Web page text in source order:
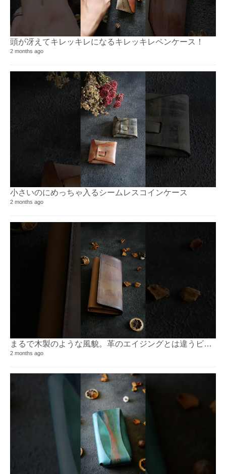
頭が冴えてキレッキレになるキレッキレペンケース！⁡
2 months ago
小さいのにめっちゃ入るシームレスコインケース⁡⁡
2 months ago
まるで木製のような風貌。革のエイジングとは違うビンテージ感が味。⁡
2 months ago